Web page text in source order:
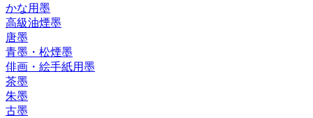
かな用墨
高級油煙墨
唐墨
青墨・松煙墨
俳画・絵手紙用墨
茶墨
朱墨
古墨